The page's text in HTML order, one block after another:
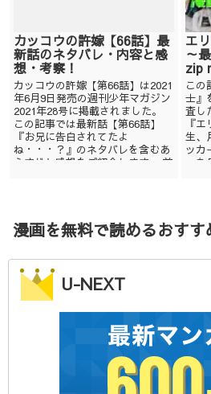
カッコウの許嫁【66話】最
新話のネタバレ・内容と感
想・考察！
カッコウの許嫁【第66話】は2021
年6月9日発売の週刊少年マガジン
2021年28号に掲載されました。
この記事では最新話【第66話】
『お兄に告白されてたよ
ね・・・？』のネタバレを含むあ
らすじと感想をご紹介します。 前
エ
～
zip
この
士』
査し
『
生、
ッカ
っ
漫画を無料で読めるおすす
U-NEXT